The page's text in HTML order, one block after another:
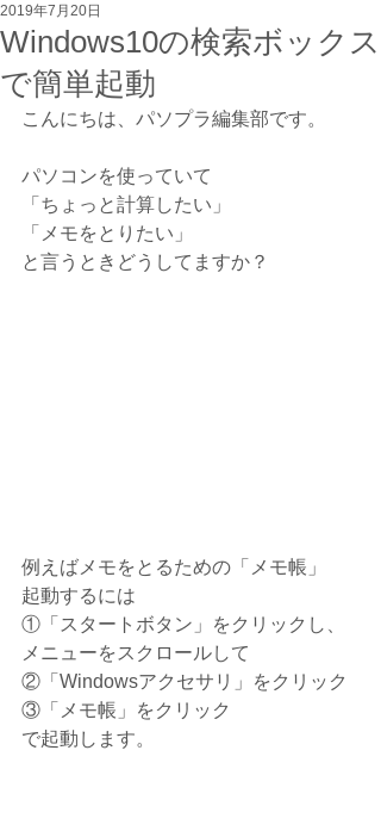
Windows10の検索ボックス
で簡単起動
2019年7月20日
こんにちは、パソプラ編集部です。
パソコンを使っていて
「ちょっと計算したい」
「メモをとりたい」
と言うときどうしてますか？
例えばメモをとるための「メモ帳」
起動するには
①「スタートボタン」をクリックし、
メニューをスクロールして
②「Windowsアクセサリ」をクリック
③「メモ帳」をクリック
で起動します。